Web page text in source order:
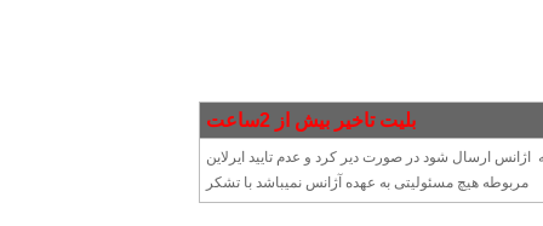
بلیت تاخیر بیش از 2ساعت
ظرف مدت 2هفته بلیت مهر شده به اژانس ارسال شود در صورت دیر کرد و عدم تایید ایرلاین
مربوطه هیچ مسئولیتی به عهده آژانس نمیباشد با تشکر